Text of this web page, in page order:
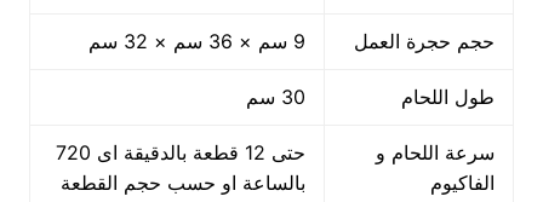
حجم حجرة العمل 9 سم × 36 سم × 32 سم
طول اللحام 30 سم
سرعة اللحام و
الفاكيوم
حتى 12 قطعة بالدقيقة اى 720
بالساعة او حسب حجم القطعة